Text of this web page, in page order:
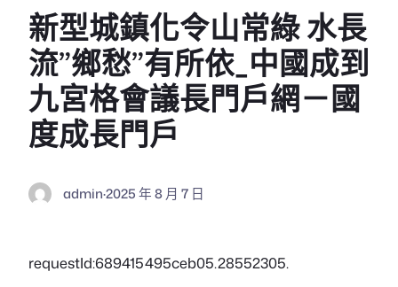
新型城鎮化令山常綠 水長
流”鄉愁”有所依_中國成到
九宮格會議長門戶網－國
度成長門戶
admin·2025 年 8 月 7 日
requestId:689415495ceb05.28552305.